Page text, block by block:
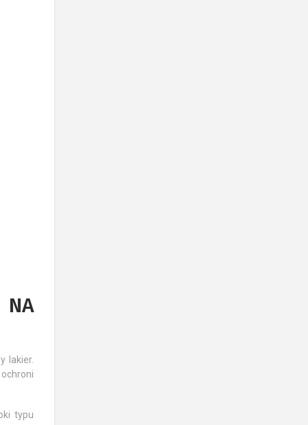
NA
lakier.
typu